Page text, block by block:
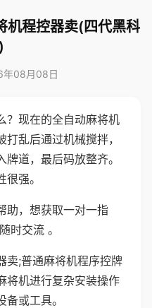
机程控器卖(四代黑科
年08月08日
？现在的全自动麻将机
乱后通过机械搅拌，
道，最后码放整齐。
强。
助，想获取一对一指
时交流 。
卖;普通麻将机程序控牌
将机进行复杂安装操作
或工具。